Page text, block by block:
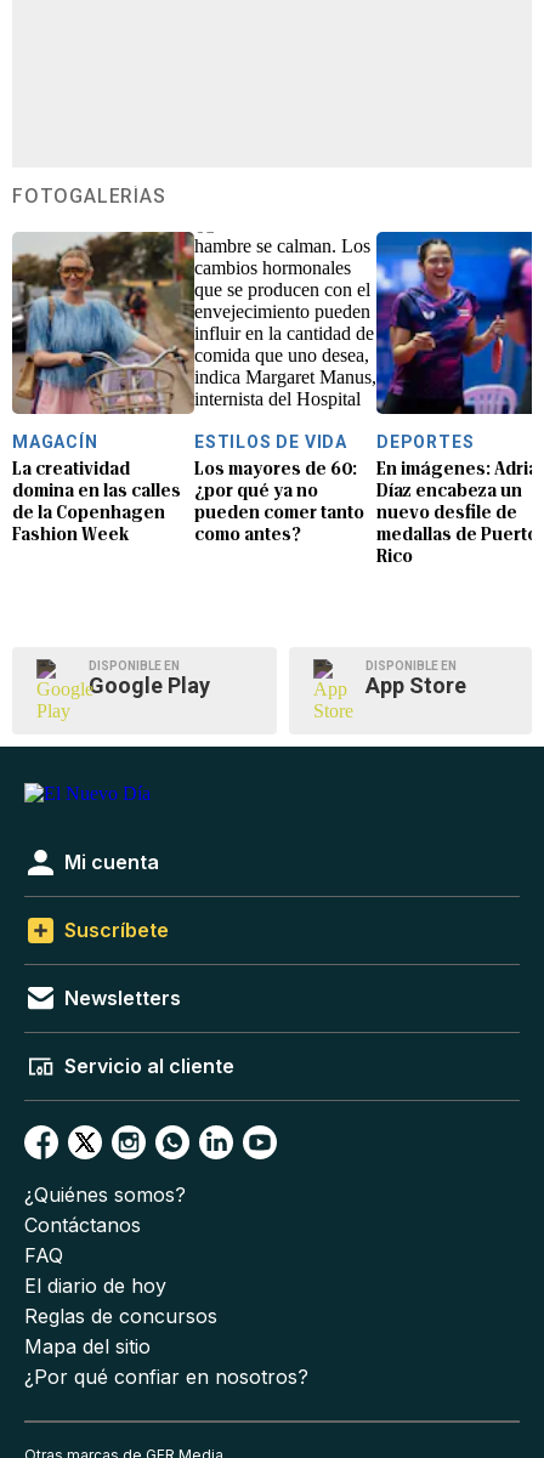
FOTOGALERÍAS
MAGACÍN
La creatividad
domina en las calles
de la Copenhagen
Fashion Week
ESTILOS DE VIDA
Los mayores de 60:
¿por qué ya no
pueden comer tanto
como antes?
DEPORTES
En imágenes:
Díaz encabeza un
nuevo desfile de
medallas de Puerto
Rico
DISPONIBLE EN
Google Play
DISPONIBLE EN
App Store
Mi cuenta
Suscríbete
Newsletters
Servicio al cliente
¿Quiénes somos?
Contáctanos
FAQ
El diario de hoy
Reglas de concursos
Mapa del sitio
¿Por qué confiar en nosotros?